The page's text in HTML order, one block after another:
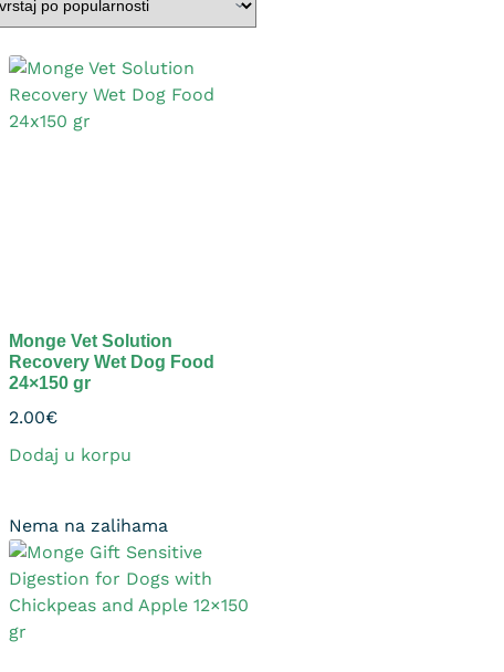
Monge Vet Solution
Recovery Wet Dog Food
24×150 gr
2.00€
Dodaj u korpu
Nema na zalihama